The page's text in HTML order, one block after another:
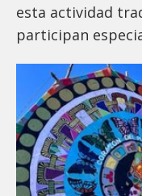
esta actividad
participan